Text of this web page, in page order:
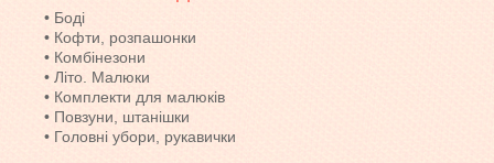
• Боді
• Кофти, розпашонки
• Комбінезони
• Літо. Малюки
• Комплекти для малюків
• Повзуни, штанішки
• Головні убори, рукавички